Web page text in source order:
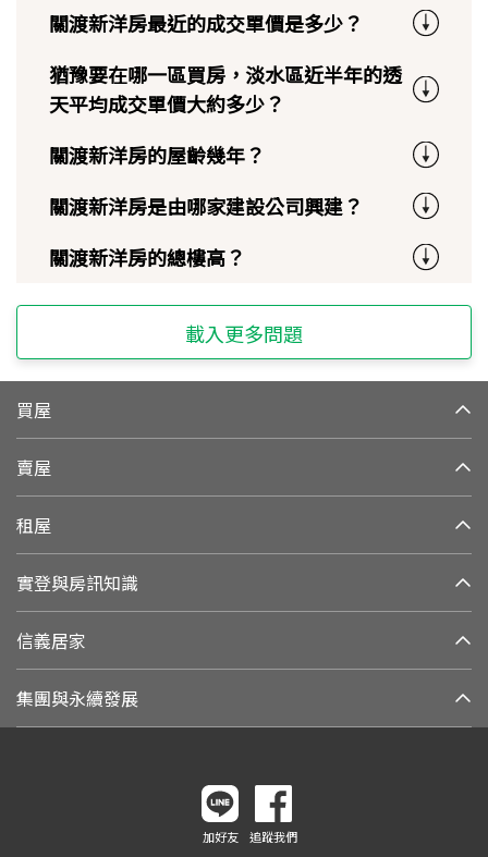
關渡新洋房最近的成交單價是多少？
猶豫要在哪一區買房，淡水區近半年的透
天平均成交單價大約多少？
關渡新洋房的屋齡幾年？
關渡新洋房是由哪家建設公司興建？
關渡新洋房的總樓高？
載入更多問題
買屋
賣屋
租屋
實登與房訊知識
信義居家
集團與永續發展
加好友 追蹤我們